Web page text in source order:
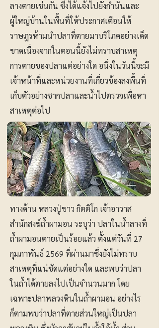
ลางตายเช่นกัน ซึ่งได้แจ้งไปยังกำนันและ
ผู้ใหญ่บ้านในพื้นที่ให้ประกาศเตือนให้
ราษฎรห้ามนำปลาที่ตายมาบริโภคอย่างเด็ด
ขาดเนื่องจากในตอนนี้ยังไม่ทราบสาเหตุ
การตายของปลาแต่อย่างใด อนึ่งในวันนี้จะมี
เจ้าหน้าที่และหน่วยงานที่เกี่ยวข้องลงพื้นที่
เก็บตัวอย่างซากปลาและน้ำไปตรวจเพื่อหา
สาเหตุต่อไป
ทางด้าน หลวงปู่ขาว กิตติโก เจ้าอาวาส
สำนักสงฆ์ถ้ำผามอน ระบุว่า ปลาในน้ำลางที่
ถ้ำผามอนตายเป็นร้อยแล้ว ตั้งแต่วันที่ 27
กุมภาพันธ์ 2569 ที่ผ่านมาซึ่งยังไม่ทราบ
สาเหตุที่แน่ชัดแต่อย่างใด และพบว่าปลา
ในถ้ำได้ตายลงไปเป็นจำนวนมาก โดย
เฉพาะปลาพลวงหินในถ้ำผามอน อย่างไร
ก็ตามพบว่าปลาที่ตายส่วนใหญ่เป็นปลา